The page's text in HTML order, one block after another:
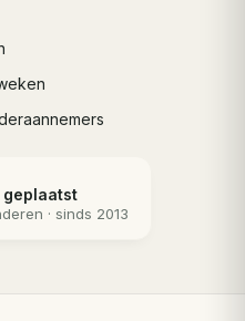
geplaatst
· sinds 2013